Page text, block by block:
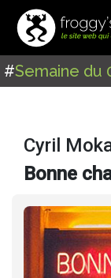
#Semaine du
Cyril
Bonne